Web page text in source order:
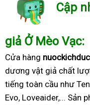
Cập
giả Ở Mèo Vạc:
Cửa hàng
dương vật giả chất
tiếng toàn cầu như
Evo, Loveaider,... Sản